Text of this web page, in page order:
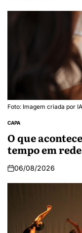
Foto: Imagem criada por IA
CAPA
O que
tempo em
06/08/2026